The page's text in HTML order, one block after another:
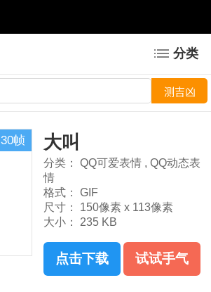
分类
30帧 大叫
分类： QQ可爱表情 , QQ动态表
情
格式：
GIF
尺寸：
150像素 x 113像素
大小：
235 KB
点击下载 试试手气